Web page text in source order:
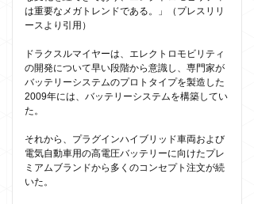
は重要なメガトレンドである。」（プレスリリ
ースより引用）
ドラクスルマイヤーは、エレクトロモビリティ
の開発について早い段階から意識し、専門家が
バッテリーシステムのプロトタイプを製造した
2009年には、バッテリーシステムを構築してい
た。
それから、プラグインハイブリッド車両および
電気自動車用の高電圧バッテリーに向けたプレ
ミアムブランドから多くのコンセプト注文が続
いた。